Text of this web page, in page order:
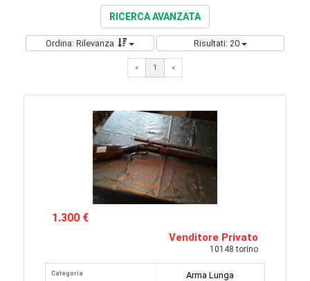
RICERCA AVANZATA
Ordina: Rilevanza Risultati: 20
« 1 «
1.300 €
Venditore Privato
10148 torino
Categoria
Arma Lunga